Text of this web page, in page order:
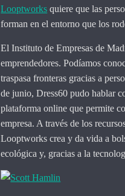
Looptworks quiere que las
forman en el entorno que los
El Instituto de Empresas de
emprendedores. Podíamos
traspasa fronteras gracias a
de junio, Dress60 pudo hablar
plataforma online que permite
empresa. A través de los
Looptworks crea y da vida a
ecológica y, gracias a la